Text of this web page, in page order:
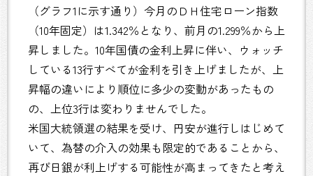
（グラフ1に示す通り）今月のＤＨ住宅ローン指数
（10年固定）は1.342％となり、前月の1.299％から上
昇しました。10年国債の金利上昇に伴い、ウォッチ
している13行すべてが金利を引き上げましたが、上
昇幅の違いにより順位に多少の変動があったもの
の、上位3行は変わりませんでした。
米国大統領選の結果を受け、円安が進行しはじめて
いて、為替の介入の効果も限定的であることから、
再び日銀が利上げする可能性が高まってきたと考え